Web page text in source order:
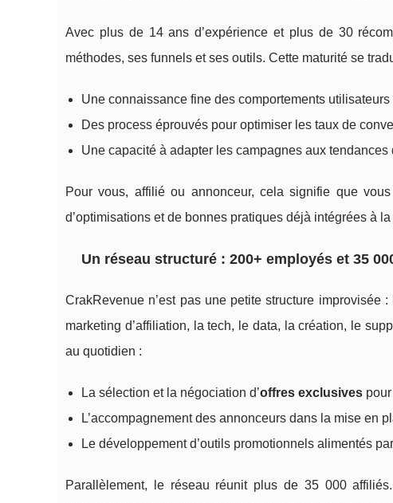
Avec plus de 14 ans d’expérience et plus de 30
méthodes, ses funnels et ses outils. Cette maturité se
Une connaissance fine des comportements
Des process éprouvés pour optimiser les taux de
Une capacité à adapter les campagnes aux tendances
Pour vous, affilié ou annonceur, cela signifie que
d’optimisations et de bonnes pratiques déjà intégrées à
Un réseau structuré : 200+ employés et 35
CrakRevenue n’est pas une petite structure
marketing d’affiliation, la tech, le data, la création, le
au quotidien :
La sélection et la négociation d’offres exclusives
L’accompagnement des annonceurs dans la mise en
Le développement d’outils promotionnels alimentés par
Parallèlement, le réseau réunit plus de 35 000